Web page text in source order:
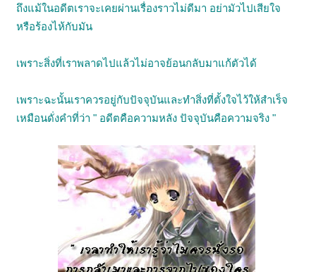
ถึงแม้ในอดีตเราจะเคยผ่านเรื่องราวไม่ดีมา อย่ามัวไปเสียใจ
หรือร้องไห้กับมัน
เพราะสิ่งที่เราพลาดไปแล้วไม่อาจย้อนกลับมาแก้ตัวได้
เพราะฉะนั้นเราควรอยู่กับปัจจุบันและทำสิ่งที่ตั้งใจไว้ให้สำเร็จ
เหมือนดั่งคำที่ว่า " อดีตคือความหลัง ปัจจุบันคือความจริง "